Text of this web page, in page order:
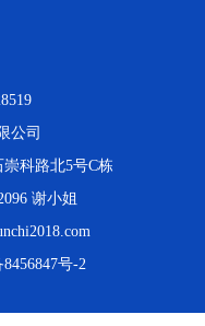
公司
科路北5号C栋
谢小姐
号-2